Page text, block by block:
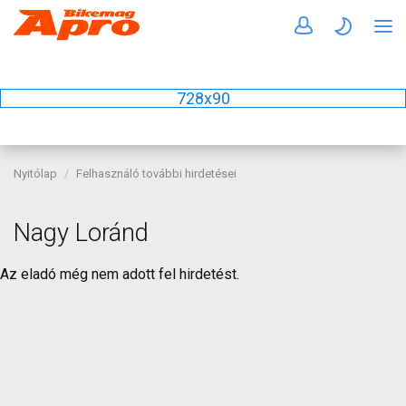
728x90
Nyitólap Felhasználó további hirdetései
Nagy Loránd
Az eladó még nem adott fel hirdetést.